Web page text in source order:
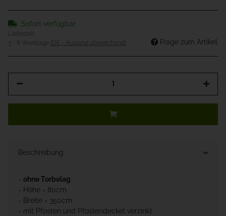
Sofort verfügbar
Lieferzeit:
3 - 8 Werktage
(DE - Ausland abweichend) Frage zum Artikel
Beschreibung
- ohne Torbelag
- Höhe = 80cm
- Breite = 350cm
- mit Pfosten und Pfostendeckel verzinkt